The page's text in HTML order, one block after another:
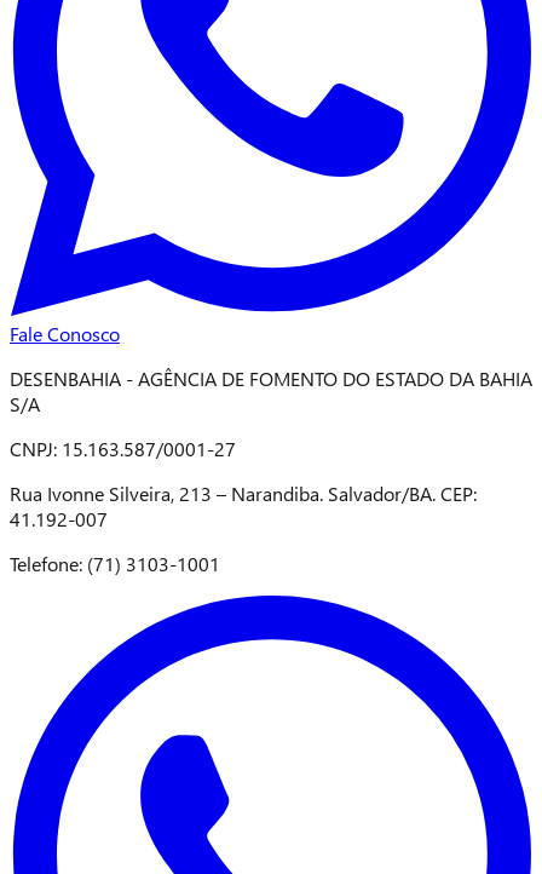
Fale Conosco
DESENBAHIA - AGÊNCIA DE FOMENTO DO ESTADO DA BAHIA
S/A
CNPJ: 15.163.587/0001-27
Rua Ivonne Silveira, 213 – Narandiba. Salvador/BA. CEP:
41.192-007
Telefone: (71) 3103-1001